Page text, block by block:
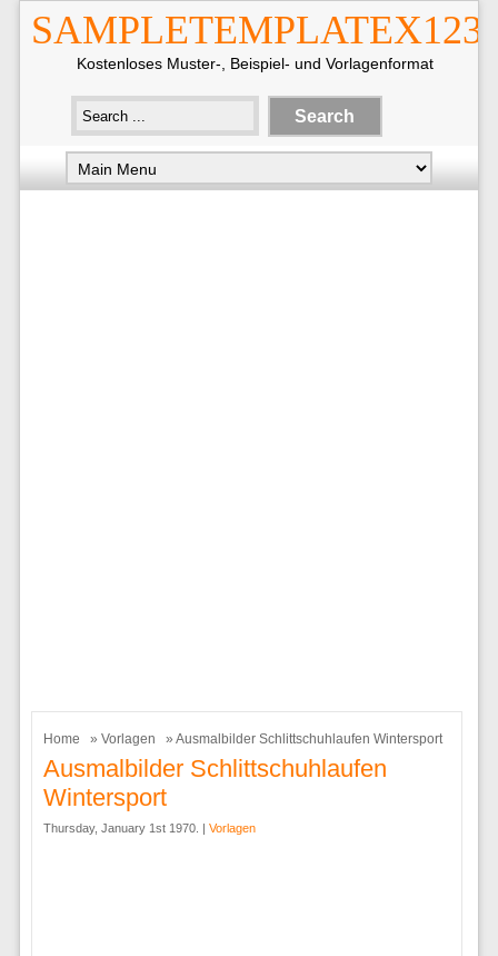
Kostenloses Muster-, Beispiel- und Vorlagenformat
Home » Vorlagen » Ausmalbilder Schlittschuhlaufen Wintersport
Ausmalbilder Schlittschuhlaufen
Wintersport
Thursday, January 1st 1970. | Vorlagen